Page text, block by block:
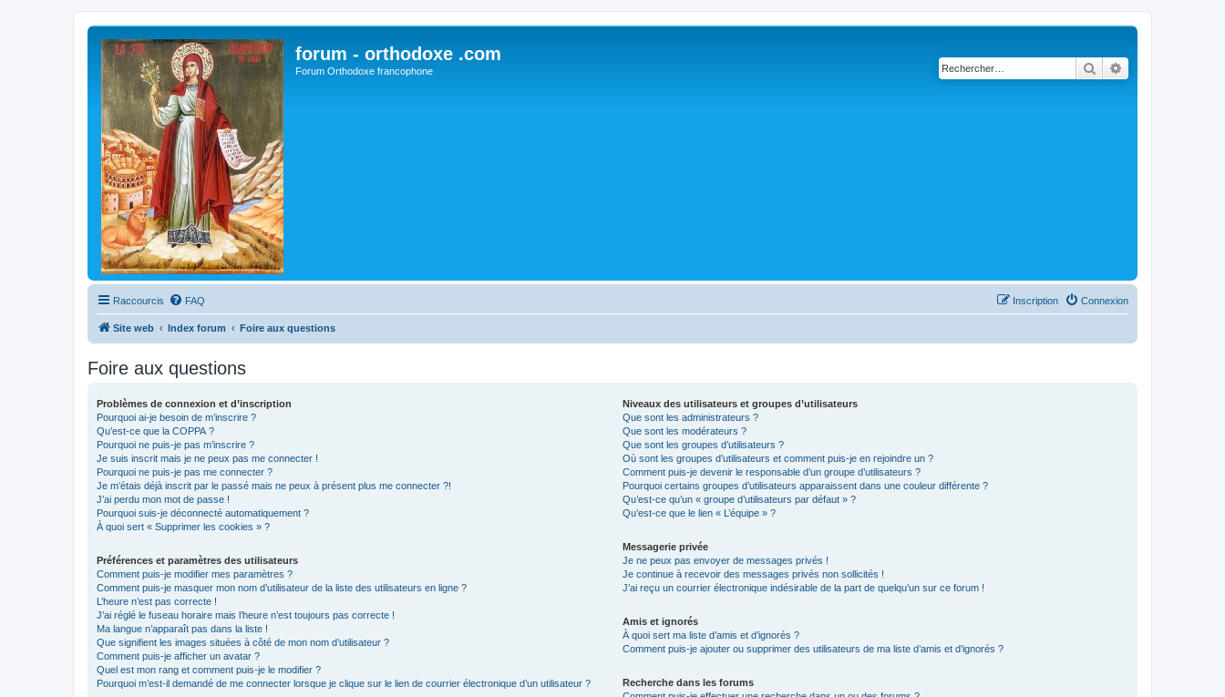
forum - orthodoxe .com
Forum Orthodoxe francophone Rechercher
Raccourcis FAQ Connexion
Inscription
Site web Index forum Foire aux questions
Foire aux questions
Problèmes de connexion et d’inscription
Pourquoi ai-je besoin de m’inscrire ?
Qu’est-ce que la COPPA ?
Pourquoi ne puis-je pas m’inscrire ?
Je suis inscrit mais je ne peux pas me connecter !
Pourquoi ne puis-je pas me connecter ?
Je m’étais déjà inscrit par le passé mais ne peux à présent plus me connecter ?!
J’ai perdu mon mot de passe !
Pourquoi suis-je déconnecté automatiquement ?
À quoi sert « Supprimer les cookies » ?
Préférences et paramètres des utilisateurs
Comment puis-je modifier mes paramètres ?
Comment puis-je masquer mon nom d’utilisateur de la liste des utilisateurs en ligne ?
L’heure n’est pas correcte !
J’ai réglé le fuseau horaire mais l’heure n’est toujours pas correcte !
Ma langue n’apparaît pas dans la liste !
Que signifient les images situées à côté de mon nom d’utilisateur ?
Comment puis-je afficher un avatar ?
Quel est mon rang et comment puis-je le modifier ?
Pourquoi m’est-il demandé de me connecter lorsque je clique sur le lien de courrier électronique d’un utilisateur ?
Niveaux des utilisateurs et groupes d’utilisateurs
Que sont les administrateurs ?
Que sont les modérateurs ?
Que sont les groupes d’utilisateurs ?
Où sont les groupes d’utilisateurs et comment puis-je en rejoindre un ?
Comment puis-je devenir le responsable d’un groupe d’utilisateurs ?
Pourquoi certains groupes d’utilisateurs apparaissent dans une couleur différente ?
Qu’est-ce qu’un « groupe d’utilisateurs par défaut » ?
Qu’est-ce que le lien « L’équipe » ?
Messagerie privée
Je ne peux pas envoyer de messages privés !
Je continue à recevoir des messages privés non sollicités !
J’ai reçu un courrier électronique indésirable de la part de quelqu’un sur ce forum !
Amis et ignorés
À quoi sert ma liste d’amis et d’ignorés ?
Comment puis-je ajouter ou supprimer des utilisateurs de ma liste d’amis et d’ignorés ?
Recherche dans les forums